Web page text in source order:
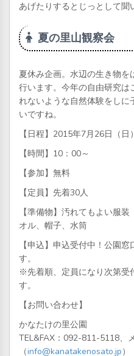
あげたりするとじっとして聞
夏の里山観察会
夏休み企画。水辺の生き物を
行います。今年の自由研究は
れないような自然体験をしに
いですね。
【日程】2015年7月26日（日）
【時間】10：00～
【参加】無料
【定員】先着30人
【準備物】汚れてもよい服
オル、帽子、水筒
【申込】申込受付中！公園
す。
※先着順、定員になり次第受
す。
【お問い合わせ】
かなたけの里公園
TEL&FAX： 092-811-5118、
（info@kanatakenosato.jp）